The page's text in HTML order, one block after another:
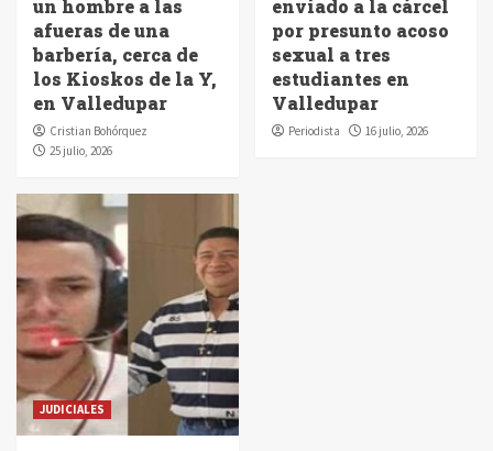
un hombre a las
afueras de una
barbería, cerca de
los Kioskos de la Y,
en Valledupar
Cristian Bohórquez
25 julio, 2026
enviado a la cárcel
por presunto acoso
sexual a tres
estudiantes en
Valledupar
Periodista 16 julio, 2026
JUDICIALES